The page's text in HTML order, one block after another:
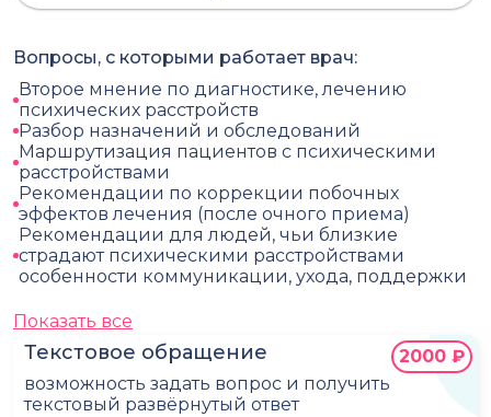
Текстовое обращение
возможность задать вопрос и получить
текстовый развёрнутый ответ
2000 ₽
Вопросы, с которыми работает врач:
Второе мнение по диагностике, лечению
психических расстройств
Разбор назначений и обследований
Маршрутизация пациентов с психическими
расстройствами
Рекомендации по коррекции побочных
эффектов лечения (после очного приема)
Рекомендации для людей, чьи близкие
страдают психическими расстройствами
особенности коммуникации, ухода, поддержки
Показать все